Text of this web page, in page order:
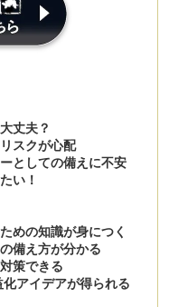
丈夫？
スクが心配
としての備えに不安
い！
めの知識が身につく
備え方が分かる
策できる
アイデアが得られる